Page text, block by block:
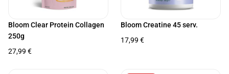
Bloom Clear Protein Collagen
250g
27,99 €
Bloom Creatine 45 serv.
17,99 €